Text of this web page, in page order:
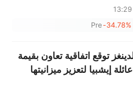
-34.78%
Pre
توقع اتفاقية تعاون بقيمة
عائلة إيشبيا لتعزيز ميزانيتها